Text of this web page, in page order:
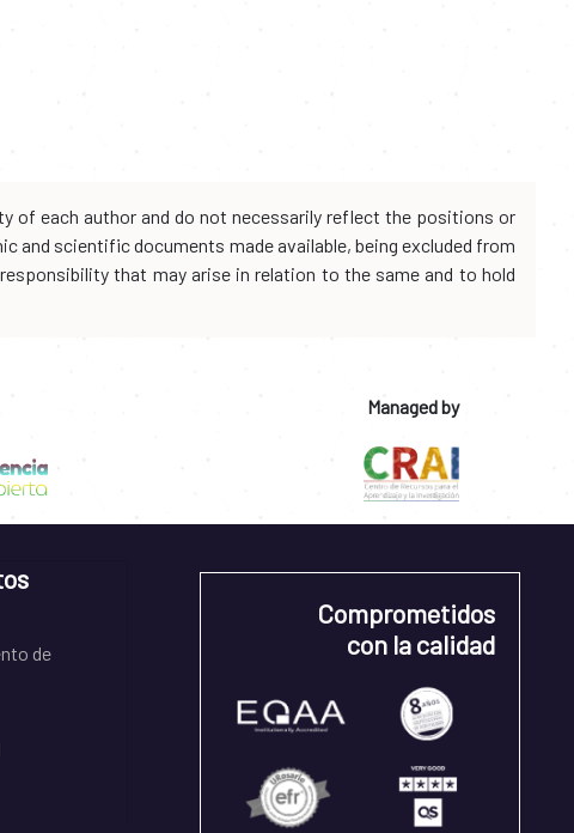
of each author and do not necessarily reflect the positions or
and scientific documents made available, being excluded from
that may arise in relation to the same and to hold
Managed by
de
Comprometidos
con la calidad